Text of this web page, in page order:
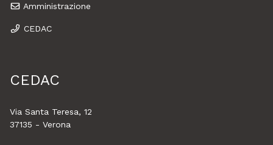
Amministrazione
CEDAC
CEDAC
Via Santa Teresa, 12
37135 - Verona